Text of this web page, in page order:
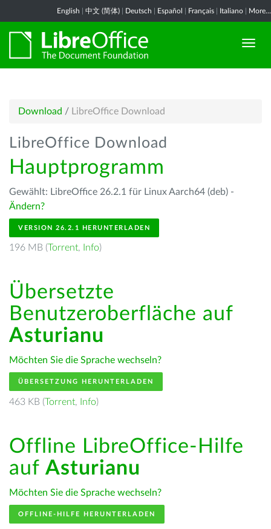
English 中文 (简体) Deutsch Español Français Italiano More...
Download / LibreOffice Download
LibreOffice Download
Hauptprogramm
Gewählt: LibreOffice 26.2.1 für Linux Aarch64 (deb) -
Ändern?
VERSION 26.2.1 HERUNTERLADEN
196 MB (Torrent, Info)
Übersetzte
Benutzeroberfläche auf
Asturianu
Möchten Sie die Sprache wechseln?
ÜBERSETZUNG HERUNTERLADEN
463 KB (Torrent, Info)
Offline LibreOffice-Hilfe
auf Asturianu
Möchten Sie die Sprache wechseln?
OFFLINE-HILFE HERUNTERLADEN